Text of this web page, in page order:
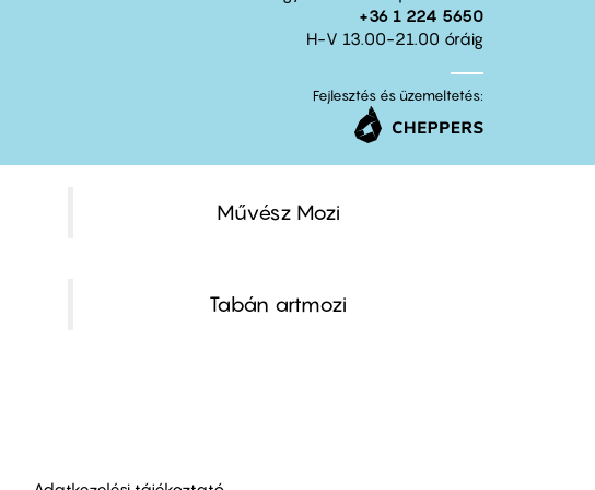
+36 1 224 5650
H-V 13.00-21.00 óráig
Fejlesztés és üzemeltetés:
Művész Mozi
Tabán artmozi